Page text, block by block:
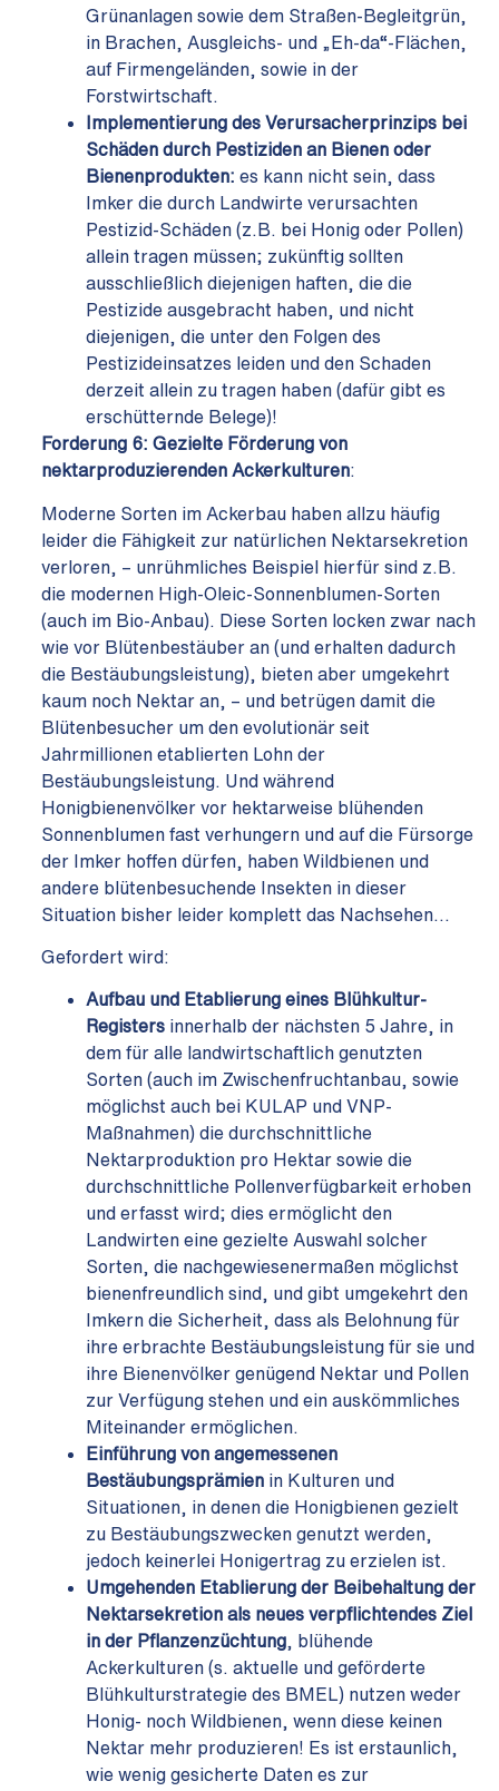
Grünanlagen sowie dem Straßen-Begleitgrün,
in Brachen, Ausgleichs- und „Eh-da“-Flächen,
auf Firmengeländen, sowie in der
Forstwirtschaft.
Implementierung des Verursacherprinzips bei
Schäden durch Pestiziden an Bienen oder
Bienenprodukten:es kann nicht sein, dass
Imker die durch Landwirte verursachten
Pestizid-Schäden (z.B. bei Honig oder Pollen)
allein tragen müssen; zukünftig sollten
ausschließlich diejenigen haften, die die
Pestizide ausgebracht haben, und nicht
diejenigen, die unter den Folgen des
Pestizideinsatzes leiden und den Schaden
derzeit allein zu tragen haben (dafür gibt es
erschütternde Belege)!
Forderung 6:Gezielte Förderung von
nektarproduzierenden Ackerkulturen:
Moderne Sorten im Ackerbau haben allzu häufig
leider die Fähigkeit zur natürlichen Nektarsekretion
verloren, – unrühmliches Beispiel hierfür sind z.B.
die modernen High-Oleic-Sonnenblumen-Sorten
(auch im Bio-Anbau). Diese Sorten locken zwar nach
wie vor Blütenbestäuber an (und erhalten dadurch
die Bestäubungsleistung), bieten aber umgekehrt
kaum noch Nektar an, – und betrügen damit die
Blütenbesucher um den evolutionär seit
Jahrmillionen etablierten Lohn der
Bestäubungsleistung. Und während
Honigbienenvölker vor hektarweise blühenden
Sonnenblumen fast verhungern und auf die Fürsorge
der Imker hoffen dürfen, haben Wildbienen und
andere blütenbesuchende Insekten in dieser
Situation bisher leider komplett das Nachsehen…
Gefordert wird:
Aufbau und Etablierung eines Blühkultur-
Registers innerhalb der nächsten 5 Jahre, in
dem für alle landwirtschaftlich genutzten
Sorten (auch im Zwischenfruchtanbau, sowie
möglichst auch bei KULAP und VNP-
Maßnahmen) die durchschnittliche
Nektarproduktion pro Hektar sowie die
durchschnittliche Pollenverfügbarkeit erhoben
und erfasst wird; dies ermöglicht den
Landwirten eine gezielte Auswahl solcher
Sorten, die nachgewiesenermaßen möglichst
bienenfreundlich sind, und gibt umgekehrt den
Imkern die Sicherheit, dass als Belohnung für
ihre erbrachte Bestäubungsleistung für sie und
ihre Bienenvölker genügend Nektar und Pollen
zur Verfügung stehen und ein auskömmliches
Miteinander ermöglichen.
Einführung von angemessenen
Bestäubungsprämien in Kulturen und
Situationen, in denen die Honigbienen gezielt
zu Bestäubungszwecken genutzt werden,
jedoch keinerlei Honigertrag zu erzielen ist.
Umgehenden Etablierung der Beibehaltung der
Nektarsekretion als neues verpflichtendes Ziel
in der Pflanzenzüchtung , blühende
Ackerkulturen (s. aktuelle und geförderte
Blühkulturstrategie des BMEL) nutzen weder
Honig- noch Wildbienen, wenn diese keinen
Nektar mehr produzieren! Es ist erstaunlich,
wie wenig gesicherte Daten es zur